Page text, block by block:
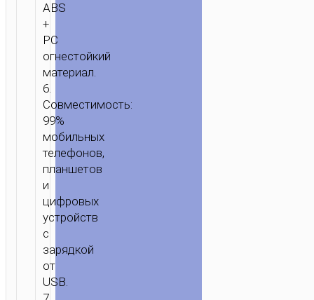
ABS
+
PC
огнестойкий
материал.
6.
Совместимость:
99%
мобильных
телефонов,
планшетов
и
цифровых
устройств
с
зарядкой
от
USB.